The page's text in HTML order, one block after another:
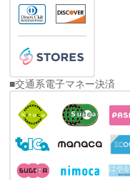
■交通系電子マネー決済